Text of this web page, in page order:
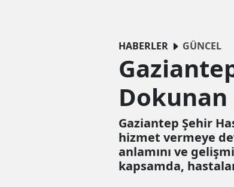
HABERLER GÜNCEL
Gaziantep Şehir
hizmet vermeye
anlamını ve
kapsamda,